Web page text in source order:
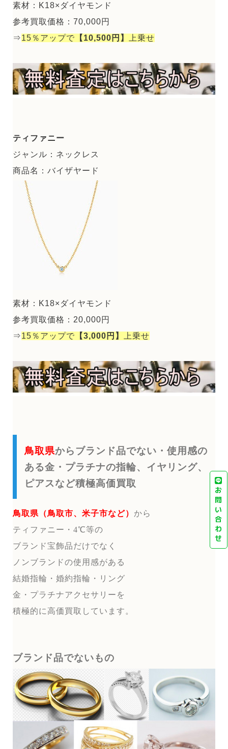
素材：K18×ダイヤモンド
参考買取価格：70,000円
⇒15％アップで 【10,500円】 上乗せ
ティファニー
ジャンル：ネックレス
商品名：バイザヤード
素材：K18×ダイヤモンド
参考買取価格：20,000円
⇒15％アップで 【3,000円】 上乗せ
鳥取県からブランド品でない・使用感の
ある金・プラチナの指輪、イヤリング、
ピアスなど積極高価買取
鳥取県（鳥取市、米子市など） から
ティファニー・4℃等の
ブランド宝飾品だけでなく
ノンブランドの使用感がある
結婚指輪・婚約指輪・リング
金・プラチナアクセサリーを
積極的に高価買取しています。
ブランド品でないもの
お
問
い
合
わ
せ